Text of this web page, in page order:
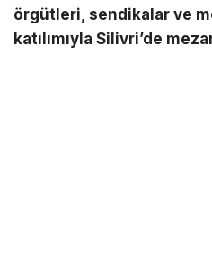
örgütleri, sendikalar ve
katılımıyla Silivri’de